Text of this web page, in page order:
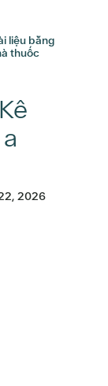
liệu bằng
thuốc
2026